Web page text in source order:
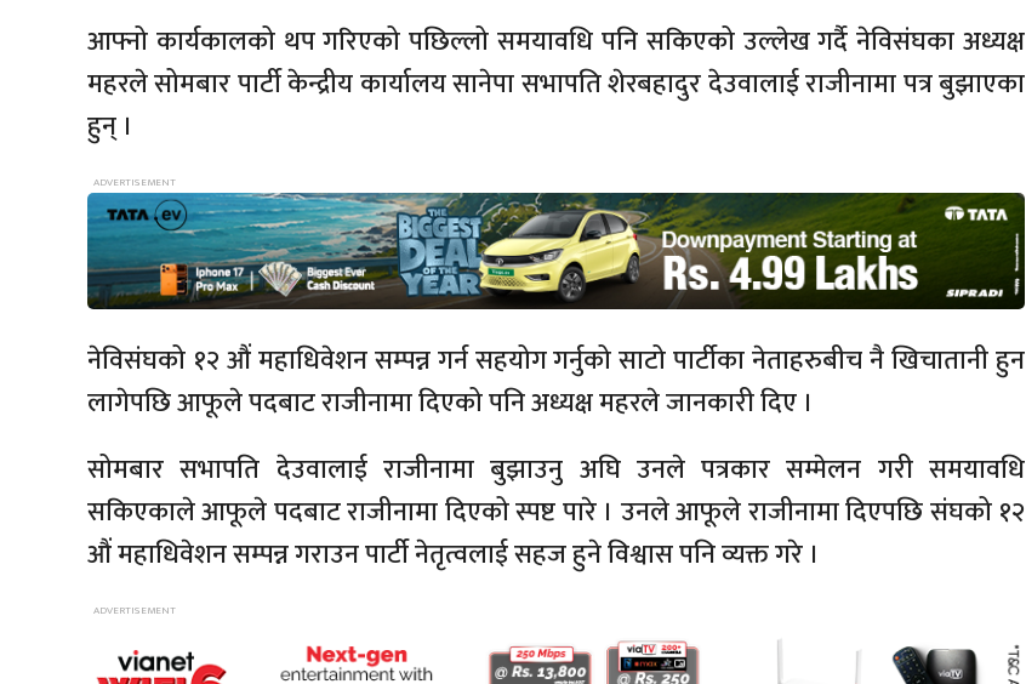
आफ्नो कार्यकालको थप गरिएको पछिल्लो समयावधि पनि सकिएको उल्लेख गर्दै नेविसंघका अध्यक्ष
महरले सोमबार पार्टी केन्द्रीय कार्यालय सानेपा सभापति शेरबहादुर देउवालाई राजीनामा पत्र बुझाएका
हुन् ।
नेविसंघको १२ औं महाधिवेशन सम्पन्न गर्न सहयोग गर्नुको साटो पार्टीका नेताहरुबीच नै खिचातानी हुन
लागेपछि आफूले पदबाट राजीनामा दिएको पनि अध्यक्ष महरले जानकारी दिए ।
सोमबार सभापति देउवालाई राजीनामा बुझाउनु अघि उनले पत्रकार सम्मेलन गरी समयावधि
सकिएकाले आफूले पदबाट राजीनामा दिएको स्पष्ट पारे । उनले आफूले राजीनामा दिएपछि संघको १२
औं महाधिवेशन सम्पन्न गराउन पार्टी नेतृत्वलाई सहज हुने विश्वास पनि व्यक्त गरे ।